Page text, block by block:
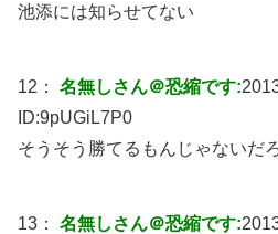
池添には知らせてない
12： 名無しさん＠恐縮です:
ID:9pUGiL7P0
そうそう勝てるもんじゃないだ
13： 名無しさん＠恐縮です: